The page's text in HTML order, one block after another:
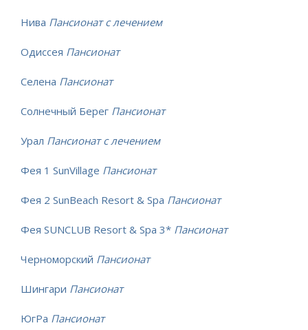
Нива Пансионат с лечением
Одиссея Пансионат
Селена Пансионат
Солнечный Берег Пансионат
Урал Пансионат с лечением
Фея 1 SunVillage Пансионат
Фея 2 SunBeach Resort & Spa Пансионат
Фея SUNCLUB Resort & Spa 3* Пансионат
Черноморский Пансионат
Шингари Пансионат
ЮгРа Пансионат